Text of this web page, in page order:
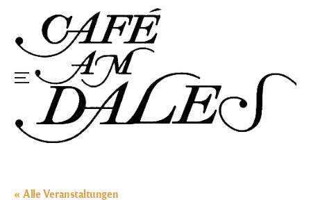
springen
Speisekarte
« Alle Veranstaltungen